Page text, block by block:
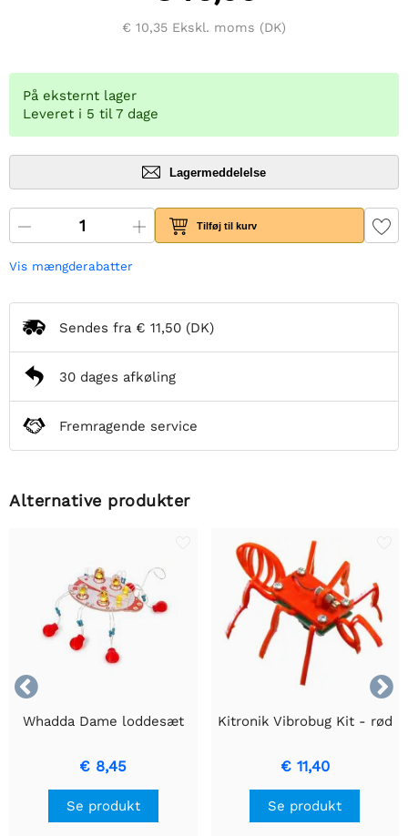
€ 10,35 Ekskl. moms (DK)
På eksternt lager
Leveret i 5 til 7 dage
Lagermeddelelse
Tilføj til kurv
Vis mængderabatter
Sendes fra € 11,50 (DK)
30 dages afkøling
Fremragende service
Alternative produkter


Whadda Dame loddesæt
€ 8,45
Se produkt
Kitronik Vibrobug Kit - rød
€ 11,40
Se produkt